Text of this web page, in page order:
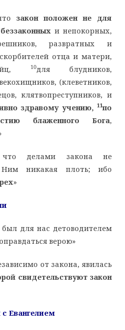
закон положен не для
и непокорных,
развратных и
отца и матери,
10для блудников,
(клеветников,
клятвопреступников, и
здравому учению, 11по
блаженного Бога,
делами закона не
Ним никакая плоть; ибо
»
для нас детоводителем
верою»
от закона, явилась
свидетельствуют закон
Евангелием